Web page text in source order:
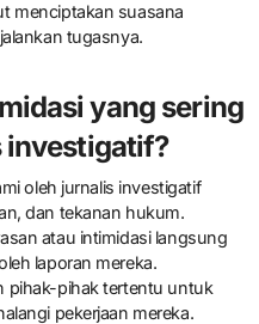
menciptakan suasana
tugasnya.
yang sering
investigatif?
oleh jurnalis investigatif
dan tekanan hukum.
atau intimidasi langsung
laporan mereka.
pihak-pihak tertentu untuk
pekerjaan mereka.